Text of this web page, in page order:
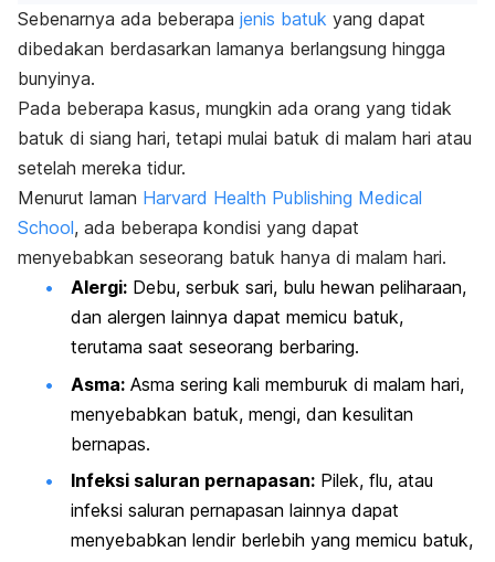
Sebenarnya ada beberapa jenis batuk yang dapat
dibedakan berdasarkan lamanya berlangsung hingga
bunyinya.
Pada beberapa kasus, mungkin ada orang yang tidak
batuk di siang hari, tetapi mulai batuk di malam hari atau
setelah mereka tidur.
Menurut laman Harvard Health Publishing Medical
School, ada beberapa kondisi yang dapat
menyebabkan seseorang batuk hanya di malam hari.
Alergi: Debu, serbuk sari, bulu hewan peliharaan,
dan alergen lainnya dapat memicu batuk,
terutama saat seseorang berbaring.
Asma: Asma sering kali memburuk di malam hari,
menyebabkan batuk, mengi, dan kesulitan
bernapas.
Infeksi saluran pernapasan: Pilek, flu, atau
infeksi saluran pernapasan lainnya dapat
menyebabkan lendir berlebih yang memicu batuk,